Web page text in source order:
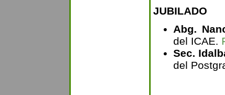
JUBILADO
Abg.
del ICAE.
Sec.
del